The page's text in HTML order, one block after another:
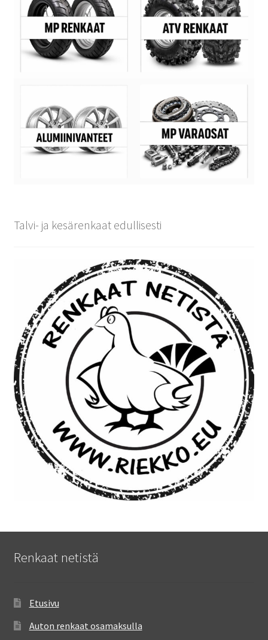
Talvi- ja kesärenkaat edullisesti
Renkaat netistä
Etusivu
Auton renkaat osamaksulla